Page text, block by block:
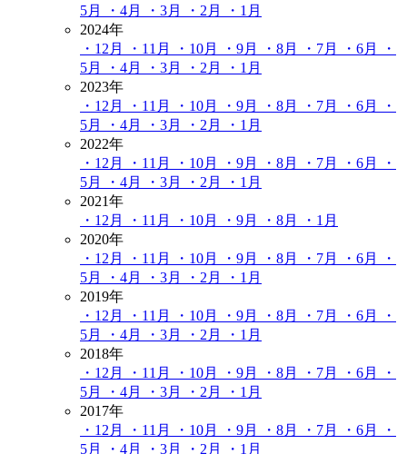
5月
・4月 ・3月 ・2月
・1月
2024年
・12月
・11月 ・10月 ・9月 ・8月 ・7月 ・6月
・
5月
・4月 ・3月 ・2月
・1月
2023年
・12月
・11月 ・10月 ・9月 ・8月 ・7月 ・6月
・
5月
・4月 ・3月 ・2月
・1月
2022年
・12月
・11月 ・10月 ・9月 ・8月 ・7月 ・6月
・
5月
・4月 ・3月 ・2月
・1月
2021年
・12月
・11月 ・10月 ・9月 ・8月
・1月
2020年
・12月
・11月 ・10月 ・9月 ・8月 ・7月 ・6月
・
5月
・4月 ・3月 ・2月
・1月
2019年
・12月
・11月 ・10月 ・9月 ・8月 ・7月 ・6月
・
5月
・4月 ・3月 ・2月
・1月
2018年
・12月
・11月 ・10月 ・9月 ・8月 ・7月 ・6月
・
5月
・4月 ・3月 ・2月
・1月
2017年
・12月
・11月 ・10月 ・9月 ・8月 ・7月 ・6月
・
5月
・4月 ・3月 ・2月
・1月